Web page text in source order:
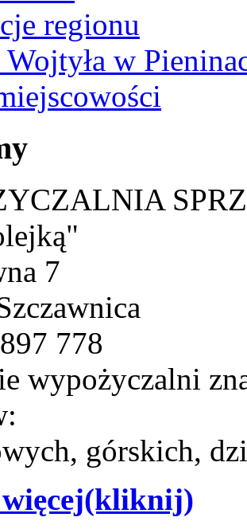
regionu
w
7
778
wypożyczalni
górskich,
więcej(kliknij)